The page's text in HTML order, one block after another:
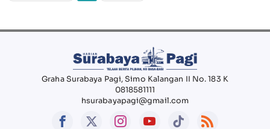
Graha Surabaya Pagi, Simo Kalangan II No. 183 K
0818581111
hsurabayapagi@gmail.com